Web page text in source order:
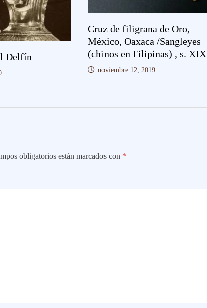
Delfín
Cruz de filigrana de Oro,
México, Oaxaca /Sangleyes
(chinos en Filipinas) , s. XIX
noviembre 12, 2019
obligatorios están marcados con *